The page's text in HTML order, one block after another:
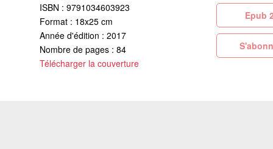
ISBN : 9791034603923
Format : 18x25 cm
Année d'édition : 2017
Nombre de pages : 84
Télécharger la couverture